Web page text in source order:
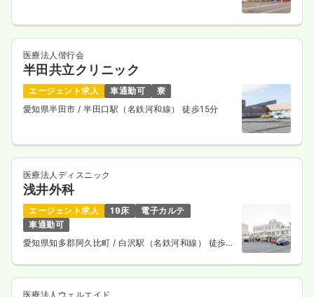
医療法人偕行会
半田共立クリニック
エージェント求人 車通勤可
寮
愛知県半田市/ 半田口駅（名鉄河和線） 徒歩15分
医療法人ディスニック
浅井外科
エージェント求人 19床
電子カルテ
車通勤可
愛知県知多郡阿久比町/ 白沢駅（名鉄河和線） 徒歩3
医療法人ウェルエイド